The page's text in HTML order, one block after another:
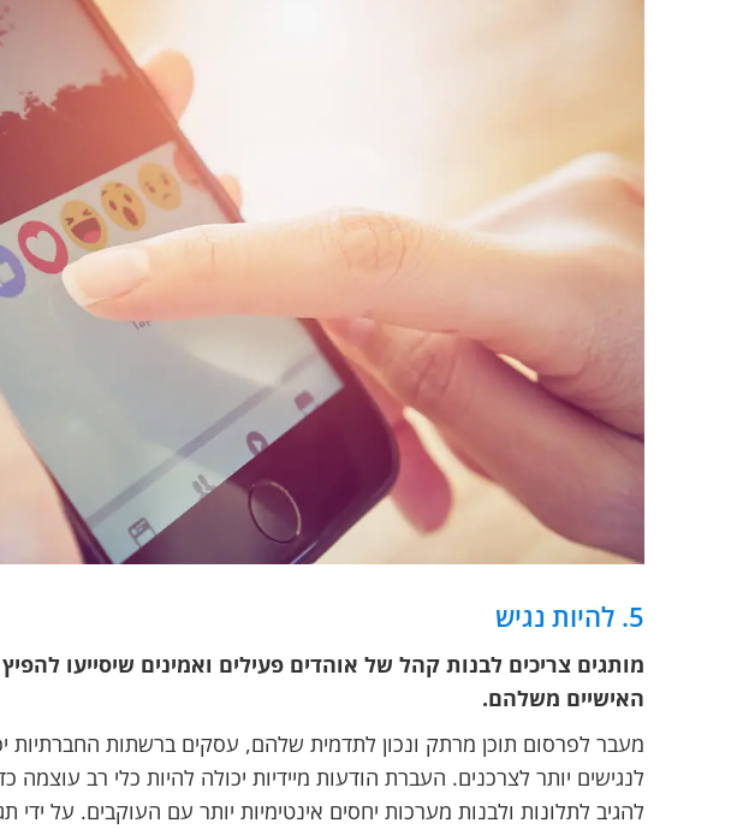
5. להיות נגיש
מותגים צריכים לבנות קהל של אוהדים פעילים ואמינים שיסייעו
האישיים משלהם.
מעבר לפרסום תוכן מרתק ונכון לתדמית שלהם, עסקים ברשתות החברתיות
לנגישים יותר לצרכנים. העברת הודעות מיידיות יכולה להיות כלי רב
להגיב לתלונות ולבנות מערכות יחסים אינטימיות יותר עם העוקבים. על ידי